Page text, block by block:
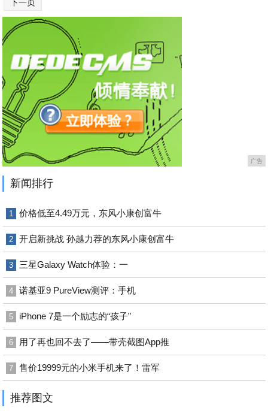
下一页
广告
新闻排行
1 价格低至4.49万元，东风小康创富牛
2 开启新挑战 孙越力荐的东风小康创富牛
3 三星Galaxy Watch体验：一
4 诺基亚9 PureView测评：手机
5 iPhone 7是一个励志的“孩子”
6 用了再也回不去了——带壳截图App推
7 售价19999元的小米手机来了！雷军
推荐图文